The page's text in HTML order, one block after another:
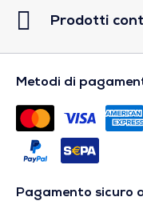
Prodotti
Metodi di
Pagamento sicuro